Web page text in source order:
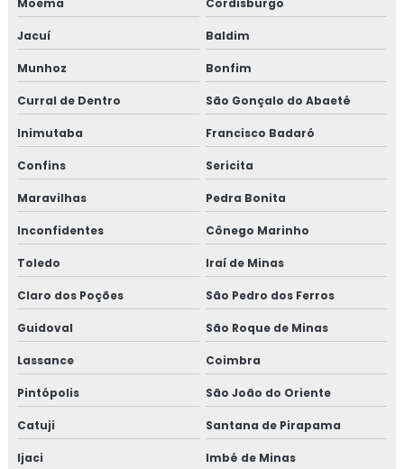
Jacuí Baldim
Munhoz Bonfim
Curral de Dentro São Gonçalo do Abaeté
Inimutaba Francisco Badaró
Confins Sericita
Maravilhas Pedra Bonita
Inconfidentes Cônego Marinho
Toledo Iraí de Minas
Claro dos Poções São Pedro dos Ferros
Guidoval São Roque de Minas
Lassance Coimbra
Pintópolis São João do Oriente
Catuji Santana de Pirapama
Ijaci Imbé de Minas